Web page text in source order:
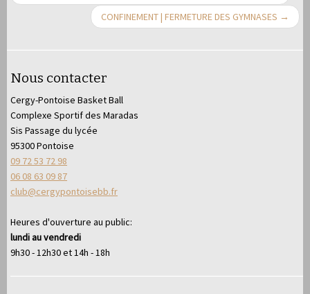
CONFINEMENT | FERMETURE DES GYMNASES →
Nous contacter
Cergy-Pontoise Basket Ball
Complexe Sportif des Maradas
Sis Passage du lycée
95300 Pontoise
09 72 53 72 98
06 08 63 09 87
club@cergypontoisebb.fr
Heures d'ouverture au public:
lundi au vendredi
9h30 - 12h30 et 14h - 18h